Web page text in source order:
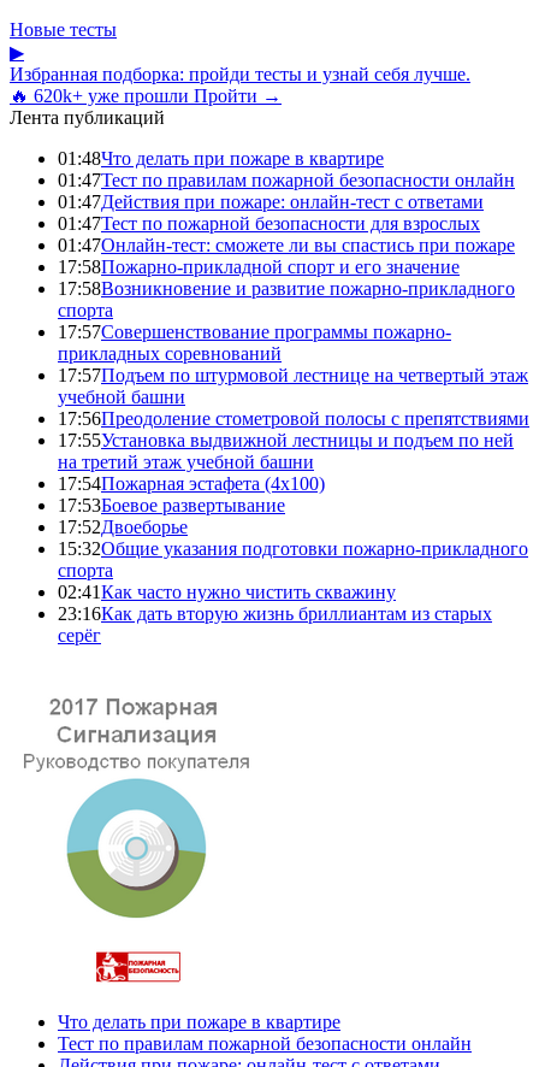
Новые тесты
▶
Избранная подборка: пройди тесты и узнай себя лучше.
🔥 620k+ уже прошли Пройти →
Лента публикаций
01:48Что делать при пожаре в квартире
01:47Тест по правилам пожарной безопасности онлайн
01:47Действия при пожаре: онлайн-тест с ответами
01:47Тест по пожарной безопасности для взрослых
01:47Онлайн-тест: сможете ли вы спастись при пожаре
17:58Пожарно-прикладной спорт и его значение
17:58Возникновение и развитие пожарно-прикладного
спорта
17:57Совершенствование программы пожарно-
прикладных соревнований
17:57Подъем по штурмовой лестнице на четвертый этаж
учебной башни
17:56Преодоление стометровой полосы с препятствиями
17:55Установка выдвижной лестницы и подъем по ней
на третий этаж учебной башни
17:54Пожарная эстафета (4x100)
17:53Боевое развертывание
17:52Двоеборье
15:32Общие указания подготовки пожарно-прикладного
спорта
02:41Как часто нужно чистить скважину
23:16Как дать вторую жизнь бриллиантам из старых
серёг
Что делать при пожаре в квартире
Тест по правилам пожарной безопасности онлайн